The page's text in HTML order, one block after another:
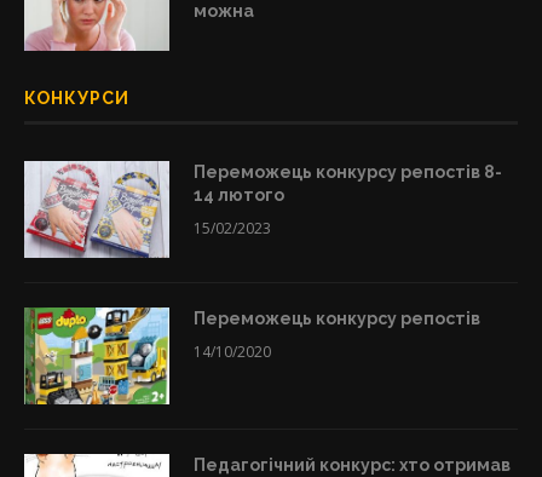
можна
КОНКУРСИ
Переможець конкурсу репостів 8-
14 лютого
15/02/2023
Переможець конкурсу репостів
14/10/2020
Педагогічний конкурс: хто отримав